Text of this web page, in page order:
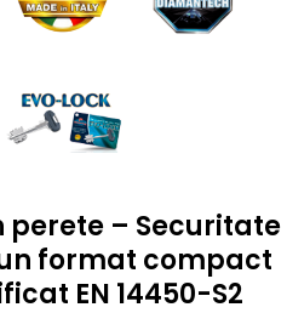
perete – Securitate
format compact
EN 14450-S2